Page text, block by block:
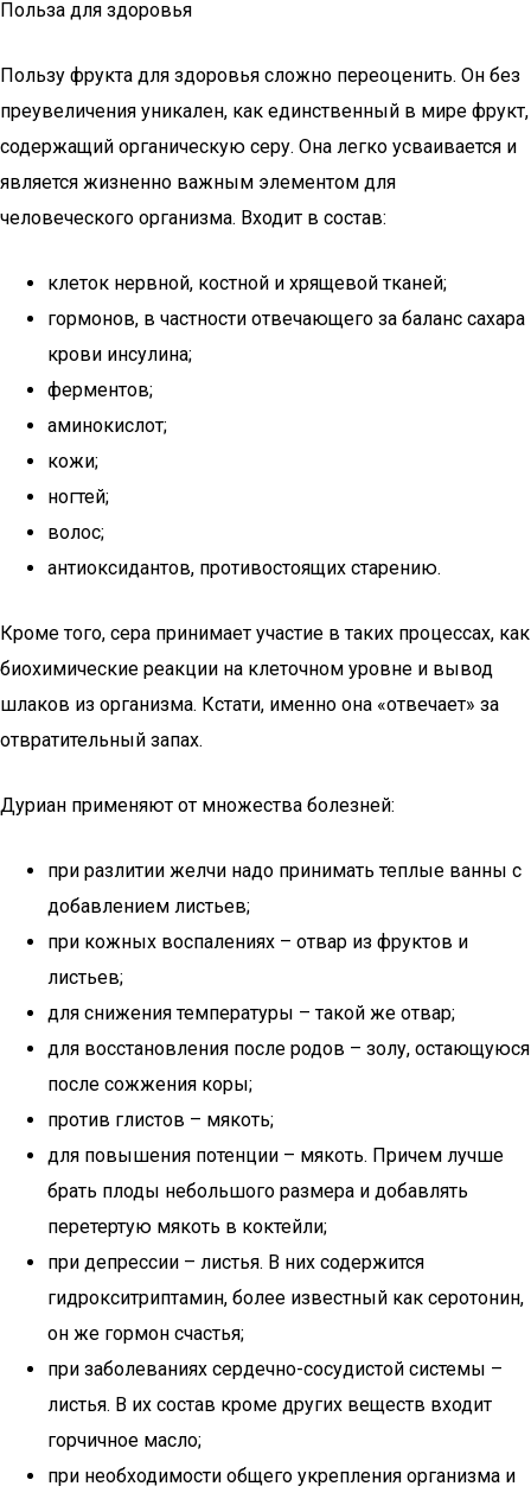
Польза для здоровья
Пользу фрукта для здоровья сложно переоценить. Он без
преувеличения уникален, как единственный в мире фрукт,
содержащий органическую серу. Она легко усваивается и
является жизненно важным элементом для
человеческого организма. Входит в состав:
клеток нервной, костной и хрящевой тканей;
гормонов, в частности отвечающего за баланс сахара
крови инсулина;
ферментов;
аминокислот;
кожи;
ногтей;
волос;
антиоксидантов, противостоящих старению.
Кроме того, сера принимает участие в таких процессах, как
биохимические реакции на клеточном уровне и вывод
шлаков из организма. Кстати, именно она «отвечает» за
отвратительный запах.
Дуриан применяют от множества болезней:
при разлитии желчи надо принимать теплые ванны с
добавлением листьев;
при кожных воспалениях – отвар из фруктов и
листьев;
для снижения температуры – такой же отвар;
для восстановления после родов – золу, остающуюся
после сожжения коры;
против глистов – мякоть;
для повышения потенции – мякоть. Причем лучше
брать плоды небольшого размера и добавлять
перетертую мякоть в коктейли;
при депрессии – листья. В них содержится
гидрокситриптамин, более известный как серотонин,
он же гормон счастья;
при заболеваниях сердечно-сосудистой системы –
листья. В их состав кроме других веществ входит
горчичное масло;
при необходимости общего укрепления организма и